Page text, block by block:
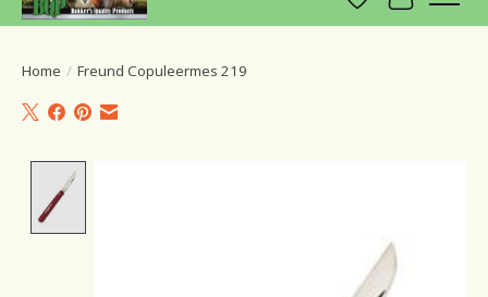
Verlanglijst
Home / Freund Copuleermes 219